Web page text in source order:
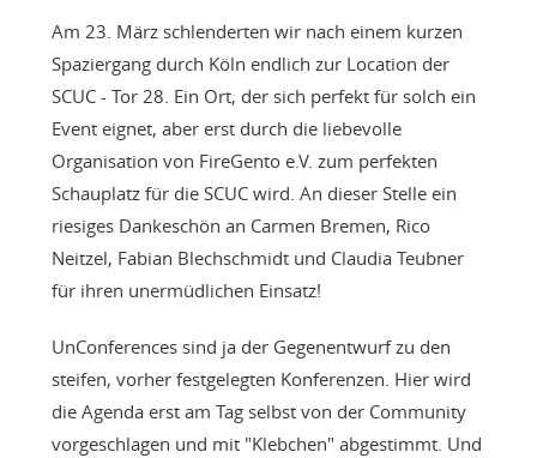
Am 23. März schlenderten wir nach einem kurzen
Spaziergang durch Köln endlich zur Location der
SCUC - Tor 28. Ein Ort, der sich perfekt für solch ein
Event eignet, aber erst durch die liebevolle
Organisation von FireGento e.V. zum perfekten
Schauplatz für die SCUC wird. An dieser Stelle ein
riesiges Dankeschön an Carmen Bremen, Rico
Neitzel, Fabian Blechschmidt und Claudia Teubner
für ihren unermüdlichen Einsatz!
UnConferences sind ja der Gegenentwurf zu den
steifen, vorher festgelegten Konferenzen. Hier wird
die Agenda erst am Tag selbst von der Community
vorgeschlagen und mit "Klebchen" abgestimmt. Und